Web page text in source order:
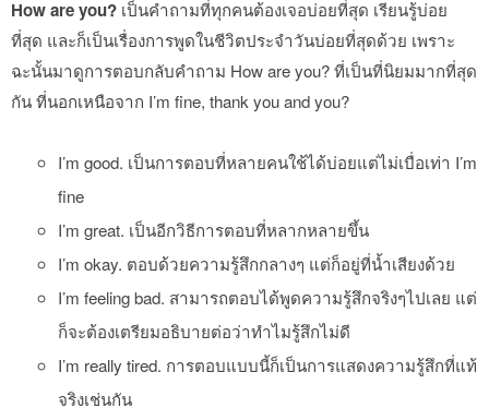
How are you? เป็นคำถามที่ทุกคนต้องเจอบ่อยที่สุด เรียนรู้บ่อย
ที่สุด และก็เป็นเรื่องการพูดในชีวิตประจำวันบ่อยที่สุดด้วย เพราะ
ฉะนั้นมาดูการตอบกลับคำถาม How are you? ที่เป็นที่นิยมมากที่สุด
กัน ที่นอกเหนือจาก I’m fine, thank you and you?
I’m good. เป็นการตอบที่หลายคนใช้ได้บ่อยแต่ไม่เบื่อเท่า I’m
fine
I’m great. เป็นอีกวิธีการตอบที่หลากหลายขึ้น
I’m okay. ตอบด้วยความรู้สึกกลางๆ แต่ก็อยู่ที่น้ำเสียงด้วย
I’m feeling bad. สามารถตอบได้พูดความรู้สึกจริงๆไปเลย แต่
ก็จะต้องเตรียมอธิบายต่อว่าทำไมรู้สึกไม่ดี
I’m really tired. การตอบแบบนี้ก็เป็นการแสดงความรู้สึกที่แท้
จริงเช่นกัน